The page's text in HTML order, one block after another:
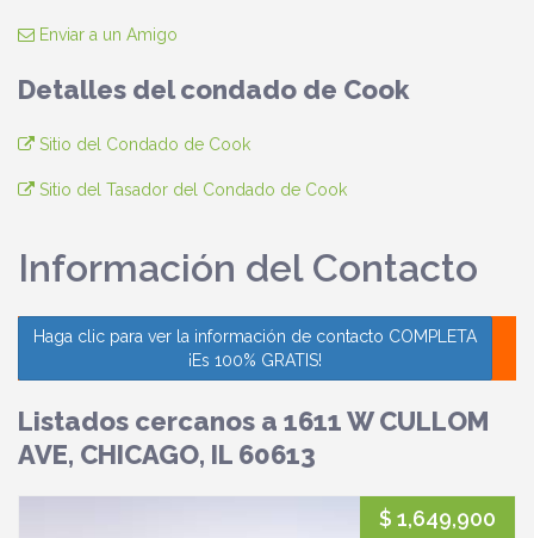
Enviar a un Amigo
Detalles del condado de Cook
Sitio del Condado de Cook
Sitio del Tasador del Condado de Cook
Información del Contacto
Haga clic para ver la información de contacto COMPLETA
¡Es 100% GRATIS!
Listados cercanos a 1611 W CULLOM
AVE, CHICAGO, IL 60613
$ 1,649,900